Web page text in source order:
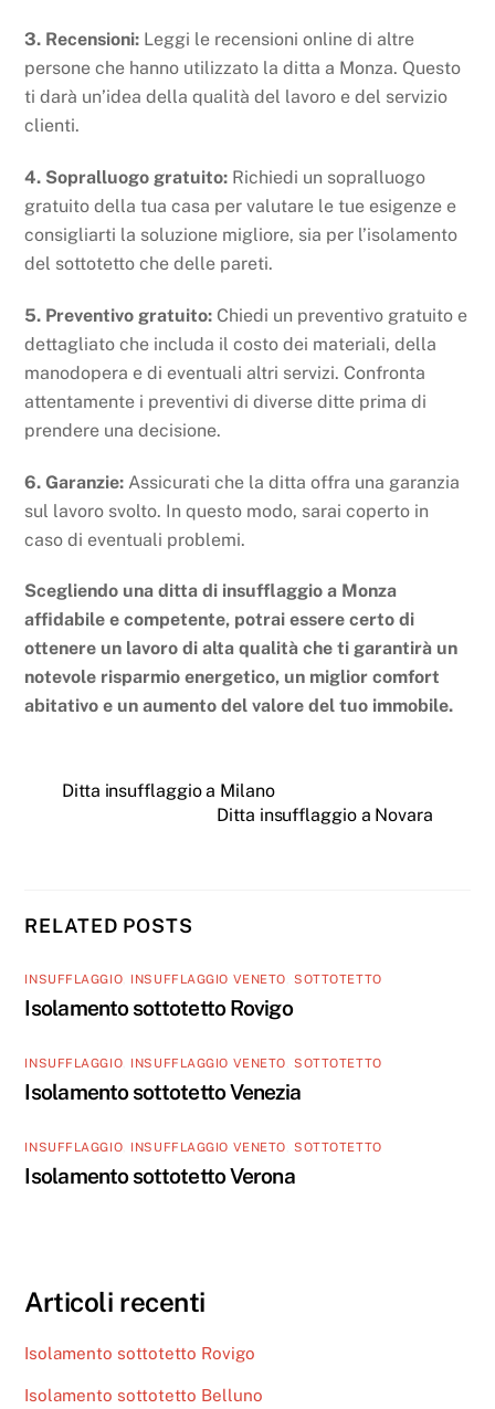
3. Recensioni: Leggi le recensioni online di altre
persone che hanno utilizzato la ditta a Monza. Questo
ti darà un’idea della qualità del lavoro e del servizio
clienti.
4. Sopralluogo gratuito: Richiedi un sopralluogo
gratuito della tua casa per valutare le tue esigenze e
consigliarti la soluzione migliore, sia per l’isolamento
del sottotetto che delle pareti.
5. Preventivo gratuito: Chiedi un preventivo gratuito e
dettagliato che includa il costo dei materiali, della
manodopera e di eventuali altri servizi. Confronta
attentamente i preventivi di diverse ditte prima di
prendere una decisione.
6. Garanzie: Assicurati che la ditta offra una garanzia
sul lavoro svolto. In questo modo, sarai coperto in
caso di eventuali problemi.
Scegliendo una ditta di insufflaggio a Monza
affidabile e competente, potrai essere certo di
ottenere un lavoro di alta qualità che ti garantirà un
notevole risparmio energetico, un miglior comfort
abitativo e un aumento del valore del tuo immobile.
Ditta insufflaggio a Milano
Ditta insufflaggio a Novara
RELATED POSTS
INSUFFLAGGIO INSUFFLAGGIO VENETO ,SOTTOTETTO
Isolamento sottotetto Rovigo
INSUFFLAGGIO INSUFFLAGGIO VENETO ,SOTTOTETTO
Isolamento sottotetto Venezia
INSUFFLAGGIO INSUFFLAGGIO VENETO ,SOTTOTETTO
Isolamento sottotetto Verona
Articoli recenti
Isolamento sottotetto Rovigo
Isolamento sottotetto Belluno